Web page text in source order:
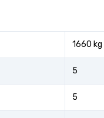
1660 kg
5
5